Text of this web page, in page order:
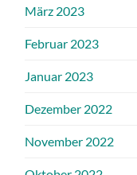
März 2023
Februar 2023
Januar 2023
Dezember 2022
November 2022